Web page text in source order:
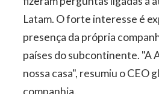
Latam. O forte interesse é
presença da própria
países do subcontinente. "A
nossa casa", resumiu o CEO